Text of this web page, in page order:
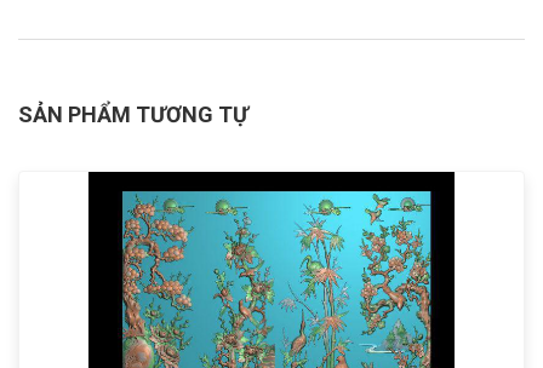
SẢN PHẨM TƯƠNG TỰ